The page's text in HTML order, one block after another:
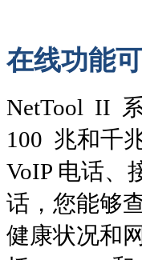
在线功能
NetTool II
100 兆和千
VoIP 电话、
话，您能够
健康状况和